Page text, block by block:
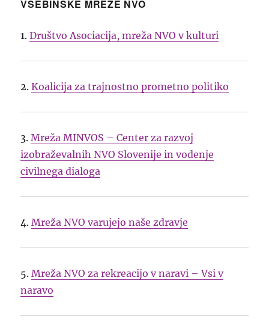
VSEBINSKE MREŽE NVO
1.Društvo Asociacija, mreža NVO v kulturi
2.Koalicija za trajnostno prometno politiko
3.Mreža MINVOS – Center za razvoj
izobraževalnih NVO Slovenije in vodenje
civilnega dialoga
4.Mreža NVO varujejo naše zdravje
5.Mreža NVO za rekreacijo v naravi – Vsi v
naravo